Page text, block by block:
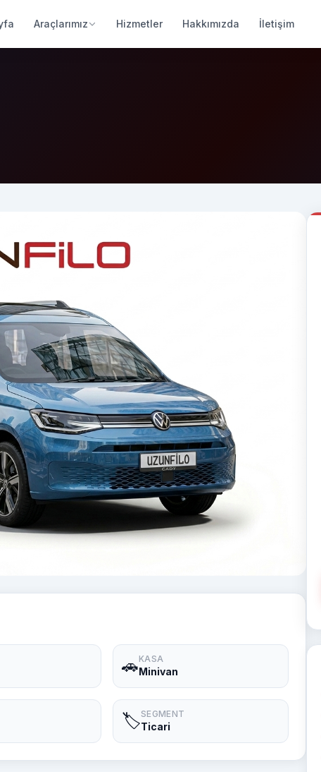
Araçlarımız Hizmetler Hakkımızda İletişim
🚗KASA
Minivan
🏷️SEGMENT
Ticari